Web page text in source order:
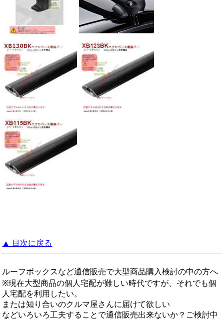
▲ 目次に戻る
ルーフボックスなど通信販売で大型商品購入検討の中の方へ
※現在大型商品の個人宅配が難しい時代ですが、それでも個
人宅配を利用したい。
または知り合いのクルマ屋さんに届けて欲しい
などいろいろ工夫することで通信販売出来ないか？ご検討中